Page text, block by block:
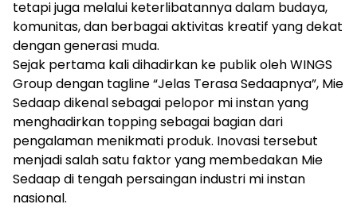
tetapi juga melalui keterlibatannya dalam budaya,
komunitas, dan berbagai aktivitas kreatif yang dekat
dengan generasi muda.
Sejak pertama kali dihadirkan ke publik oleh WINGS
Group dengan tagline “Jelas Terasa Sedaapnya”, Mie
Sedaap dikenal sebagai pelopor mi instan yang
menghadirkan topping sebagai bagian dari
pengalaman menikmati produk. Inovasi tersebut
menjadi salah satu faktor yang membedakan Mie
Sedaap di tengah persaingan industri mi instan
nasional.